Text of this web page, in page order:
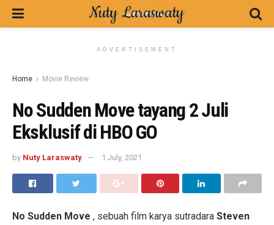
ADVERTISEMENT
Home Movie Review
No Sudden Move tayang 2 Juli
Eksklusif di HBO GO
by Nuty Laraswaty 1 July, 2021
No Sudden Move , sebuah film karya sutradara Steven